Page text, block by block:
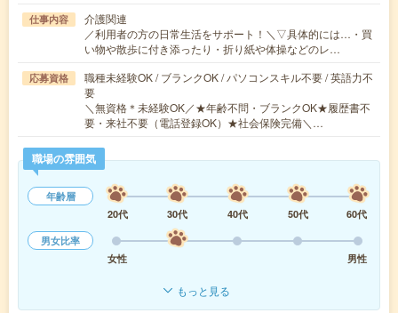
仕事内容
介護関連
／利用者の方の日常生活をサポート！＼▽具体的には…・買
い物や散歩に付き添ったり・折り紙や体操などのレ…
応募資格
職種未経験OK / ブランクOK / パソコンスキル不要 / 英語力不
要
＼無資格＊未経験OK／★年齢不問・ブランクOK★履歴書不
要・来社不要（電話登録OK）★社会保険完備＼…
職場の雰囲気
年齢層
20代
30代 40代 50代
60代
男女比率
女性
男性
もっと見る